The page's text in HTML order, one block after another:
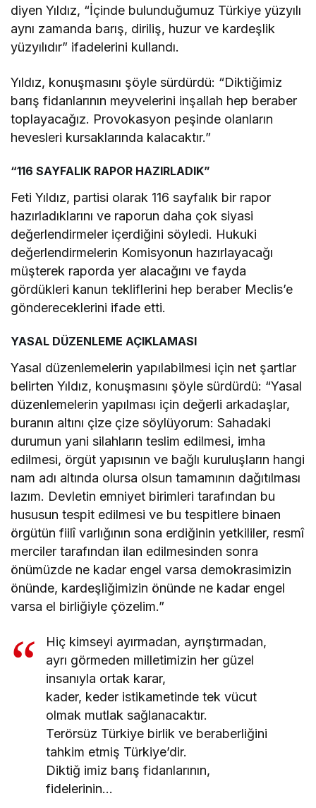
diyen Yıldız, “İçinde bulunduğumuz Türkiye yüzyılı
aynı zamanda barış, diriliş, huzur ve kardeşlik
yüzyılıdır” ifadelerini kullandı.
Yıldız, konuşmasını şöyle sürdürdü: “Diktiğimiz
barış fidanlarının meyvelerini inşallah hep beraber
toplayacağız. Provokasyon peşinde olanların
hevesleri kursaklarında kalacaktır.”
“116 SAYFALIK RAPOR HAZIRLADIK”
Feti Yıldız, partisi olarak 116 sayfalık bir rapor
hazırladıklarını ve raporun daha çok siyasi
değerlendirmeler içerdiğini söyledi. Hukuki
değerlendirmelerin Komisyonun hazırlayacağı
müşterek raporda yer alacağını ve fayda
gördükleri kanun tekliflerini hep beraber Meclis’e
göndereceklerini ifade etti.
YASAL DÜZENLEME AÇIKLAMASI
Yasal düzenlemelerin yapılabilmesi için net şartlar
belirten Yıldız, konuşmasını şöyle sürdürdü: “Yasal
düzenlemelerin yapılması için değerli arkadaşlar,
buranın altını çize çize söylüyorum: Sahadaki
durumun yani silahların teslim edilmesi, imha
edilmesi, örgüt yapısının ve bağlı kuruluşların hangi
nam adı altında olursa olsun tamamının dağıtılması
lazım. Devletin emniyet birimleri tarafından bu
hususun tespit edilmesi ve bu tespitlere binaen
örgütün fiilî varlığının sona erdiğinin yetkililer, resmî
merciler tarafından ilan edilmesinden sonra
önümüzde ne kadar engel varsa demokrasimizin
önünde, kardeşliğimizin önünde ne kadar engel
varsa el birliğiyle çözelim.”
Hiç kimseyi ayırmadan, ayrıştırmadan,
ayrı görmeden milletimizin her güzel
insanıyla ortak karar,
kader, keder istikametinde tek vücut
olmak mutlak sağlanacaktır.
Terörsüz Türkiye birlik ve beraberliğini
tahkim etmiş Türkiye’dir.
Diktiğ imiz barış fidanlarının,
fidelerinin…